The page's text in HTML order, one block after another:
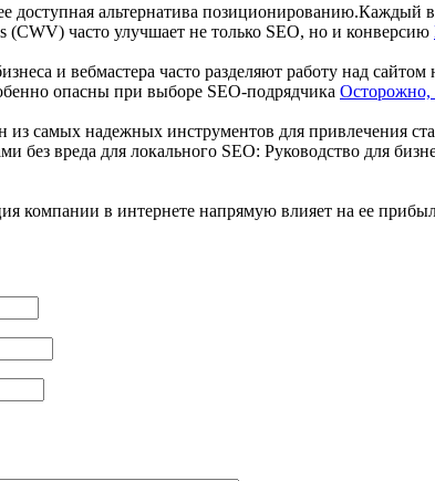
доступная альтернатива позиционированию.Каждый
и вебмастера часто разделяют работу над
Осторожно,
самых надежных инструментов для привлечения
компании в интернете напрямую влияет на ее